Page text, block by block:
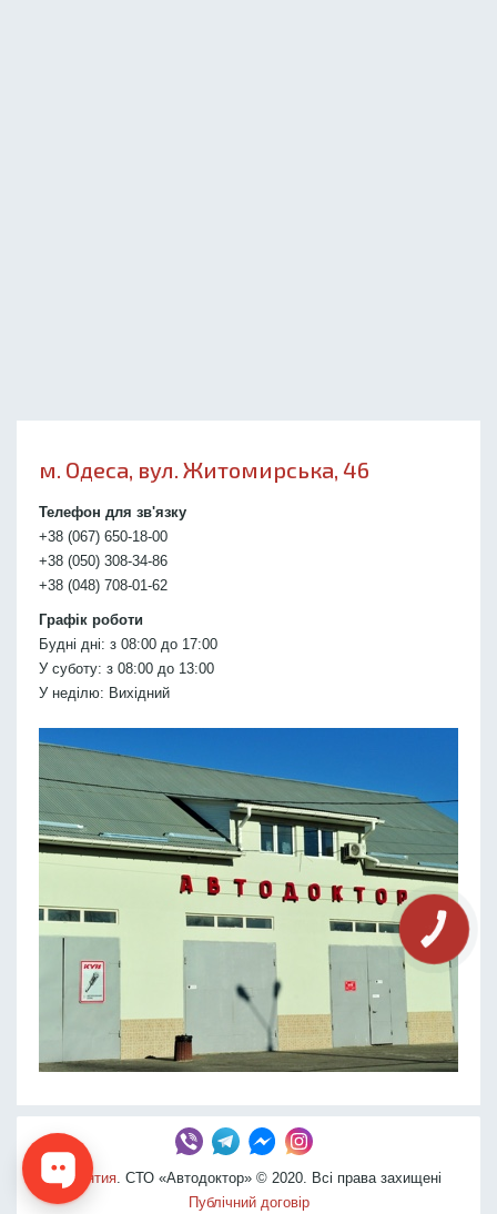
м. Одеса, вул. Житомирська, 46
Телефон для зв'язку
+38 (067) 650-18-00
+38 (050) 308-34-86
+38 (048) 708-01-62
Графік роботи
Будні дні: з 08:00 до 17:00
У суботу: з 08:00 до 13:00
У неділю: Вихідний
Гарантия. СТО «Автодоктор» © 2020. Всі права захищені
Публічний договір
КНОПКА
СВЯЗИ